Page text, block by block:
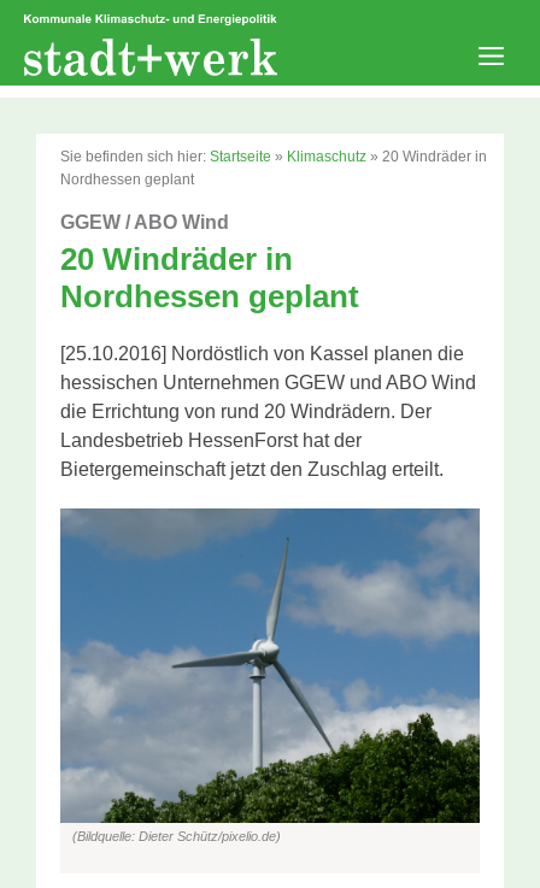
Zum
springen
Sie befinden sich hier: Startseite » Klimaschutz » 20 Windräder in
Nordhessen geplant
GGEW / ABO Wind
20 Windräder in
Nordhessen geplant
[25.10.2016] Nordöstlich von Kassel planen die
hessischen Unternehmen GGEW und ABO Wind
die Errichtung von rund 20 Windrädern. Der
Landesbetrieb HessenForst hat der
Bietergemeinschaft jetzt den Zuschlag erteilt.
(Bildquelle: Dieter Schütz/pixelio.de)